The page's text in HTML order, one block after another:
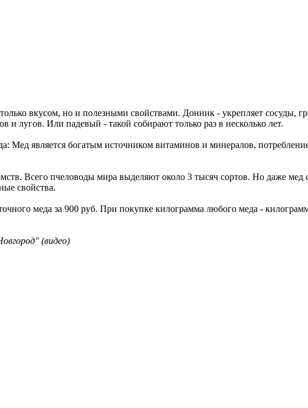
вкусом, но и полезными свойствами. Донник - укрепляет сосуды,
и лугов. Или падевый - такой собирают только раз в несколько лет.
Мед является богатым источником витаминов и минералов,
Всего пчеловоды мира выделяют около 3 тысяч сортов. Но даже
свойства.
меда за 900 руб. При покупке килограмма любого меда -
(видео)